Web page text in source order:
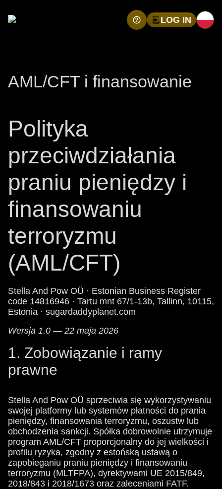
LOG IN
AML/CFT i finansowanie
Polityka
przeciwdziałania
praniu pieniędzy i
finansowaniu
terroryzmu
(AML/CFT)
Stella And Pow OÜ · Estonian Business Register
code 14816946 · Tartu mnt 67/1-13b, Tallinn, 10115,
Estonia · sugardaddyplanet.com
Wersja 1.0 — 22 maja 2026
1. Zobowiązanie i ramy
prawne
Stella And Pow OÜ sprzeciwia się wykorzystywaniu
swojej platformy lub systemów płatności do prania
pieniędzy, finansowania terroryzmu, oszustw lub
obchodzenia sankcji. Spółka dobrowolnie utrzymuje
program AML/CFT proporcjonalny do jej wielkości i
profilu ryzyka, zgodny z estońską ustawą o
zapobieganiu praniu pieniędzy i finansowaniu
terroryzmu (MLTFPA), dyrektywami UE 2015/849,
2018/843 i 2018/1673 oraz zaleceniami FATF.